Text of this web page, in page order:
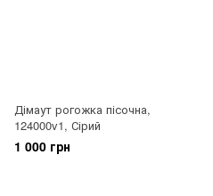
Дімаут рогожка пісочна,
124000v1, Сірий
1 000 грн